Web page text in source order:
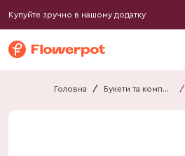
Купуйте зручно в нашому додатку
Головна / Букети та композиції /